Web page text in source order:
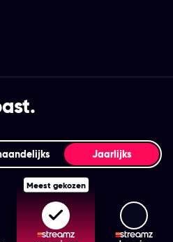
Jaarlijks
Premium+
Meest gekozen
Streamz Premium